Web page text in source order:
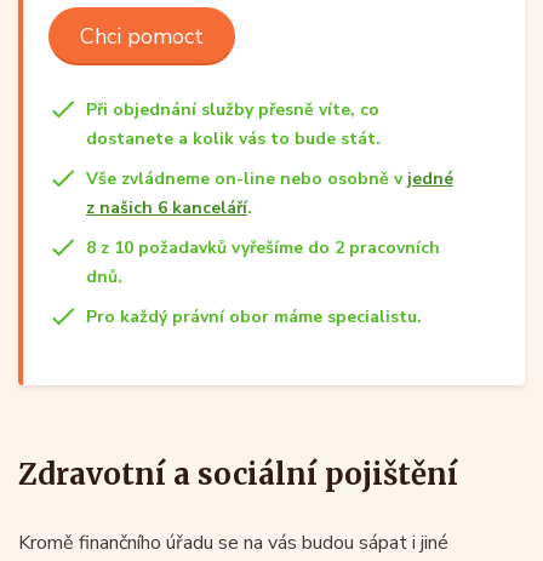
Chci pomoct
Při objednání služby přesně víte, co
dostanete a kolik vás to bude stát.
Vše zvládneme on-line nebo osobně v jedné
z našich 6 kanceláří.
8 z 10 požadavků vyřešíme do 2 pracovních
dnů.
Pro každý právní obor máme specialistu.
Zdravotní a sociální pojištění
Kromě finančního úřadu se na vás budou sápat i jiné